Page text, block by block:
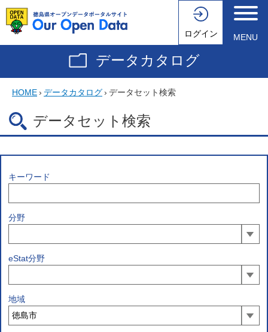
ログイン MENU
データカタログ
HOME› データカタログ› データセット検索
データセット検索
キーワード
分野
eStat分野
地域